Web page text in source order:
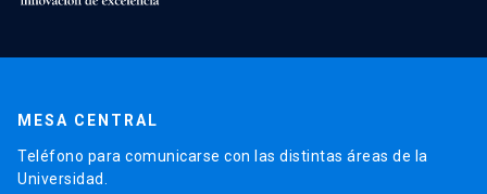
MESA CENTRAL
Teléfono para comunicarse con las distintas áreas de la
Universidad.